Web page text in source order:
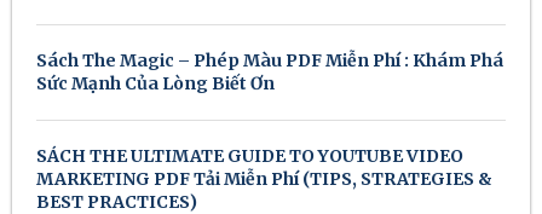
Sách The Magic – Phép Màu PDF Miễn Phí : Khám Phá
Sức Mạnh Của Lòng Biết Ơn
SÁCH THE ULTIMATE GUIDE TO YOUTUBE VIDEO
MARKETING PDF Tải Miễn Phí (TIPS, STRATEGIES &
BEST PRACTICES)